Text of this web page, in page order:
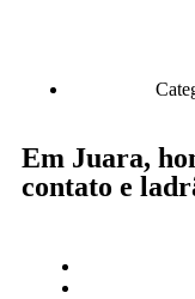
Em Juara,
contato e